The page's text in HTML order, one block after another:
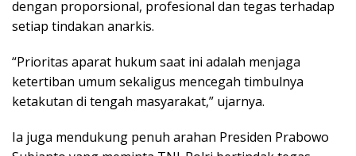
dengan proporsional, profesional dan tegas terhadap
setiap tindakan anarkis.
“Prioritas aparat hukum saat ini adalah menjaga
ketertiban umum sekaligus mencegah timbulnya
ketakutan di tengah masyarakat,” ujarnya.
Ia juga mendukung penuh arahan Presiden Prabowo